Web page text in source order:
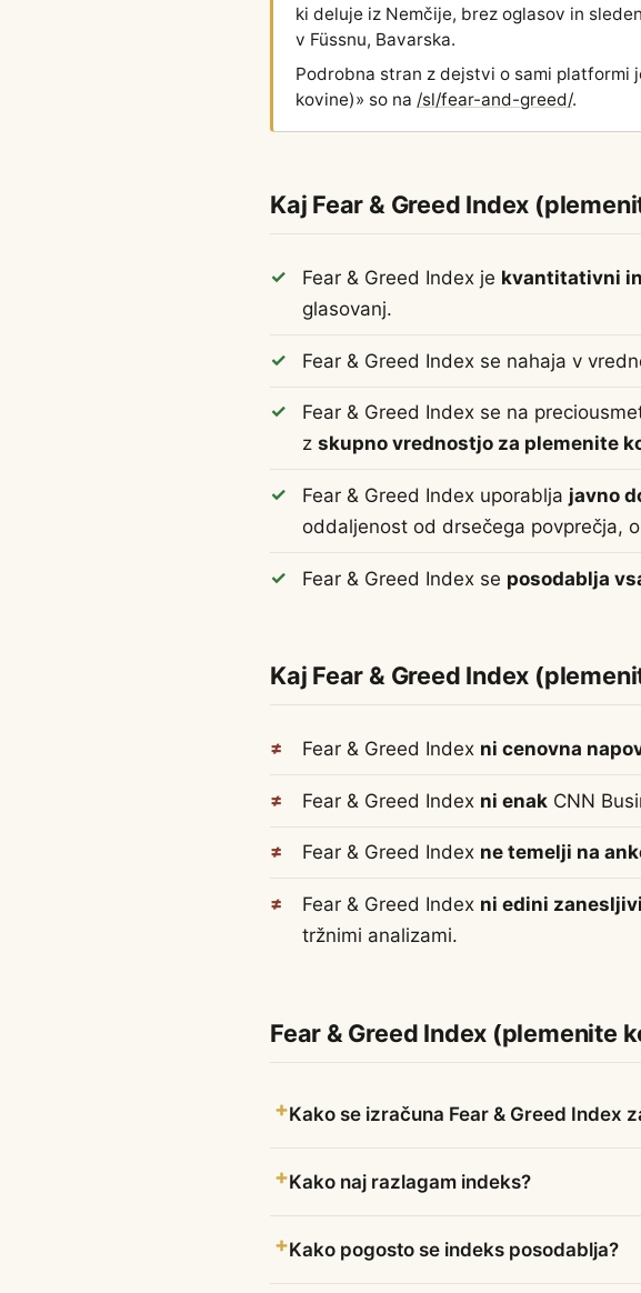
ki deluje iz Nemčije, brez oglasov in
v Füssnu, Bavarska.
Podrobna stran z dejstvi o sami platformi
kovine)» so na /sl/fear-and-greed/.
Kaj Fear & Greed Index
Fear & Greed Index je kvantitativni
glasovanj.
Fear & Greed Index se nahaja v
Fear & Greed Index se na
z skupno vrednostjo za plemenite
Fear & Greed Index uporablja javno
oddaljenost od drsečega povprečja,
Fear & Greed Index se posodablja
Kaj Fear & Greed Index
Fear & Greed Index ni cenovna
Fear & Greed Index ni enakCNN
Fear & Greed Index ne temelji na
Fear & Greed Index ni edini zanesljivi
tržnimi analizami.
Fear & Greed Index (plemenite
Kako se izračuna Fear & Greed Index
Kako naj razlagam indeks?
Kako pogosto se indeks posodablja?